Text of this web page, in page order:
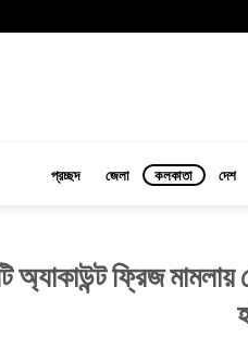
প্রচ্ছদ জেলা কলকাতা দেশ
অ্যাকাউন্ট ফ্রিজ মামলায়